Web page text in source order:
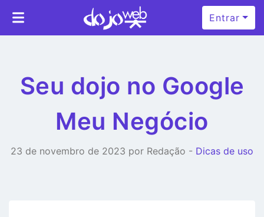
Entrar
Seu dojo no Google
Meu Negócio
23 de novembro de 2023 por Redação - Dicas de uso